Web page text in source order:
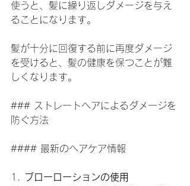
使うと、髪に繰り返しダメージを与え
ることになります。
髪が十分に回復する前に再度ダメージ
を受けると、髪の健康を保つことが難
しくなります。
### ストレートヘアによるダメージを
防ぐ方法
#### 最新のヘアケア情報
1.
ブローローションの使用